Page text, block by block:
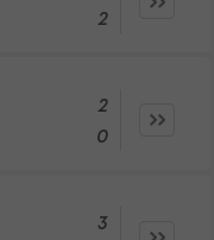
2
2
0
3